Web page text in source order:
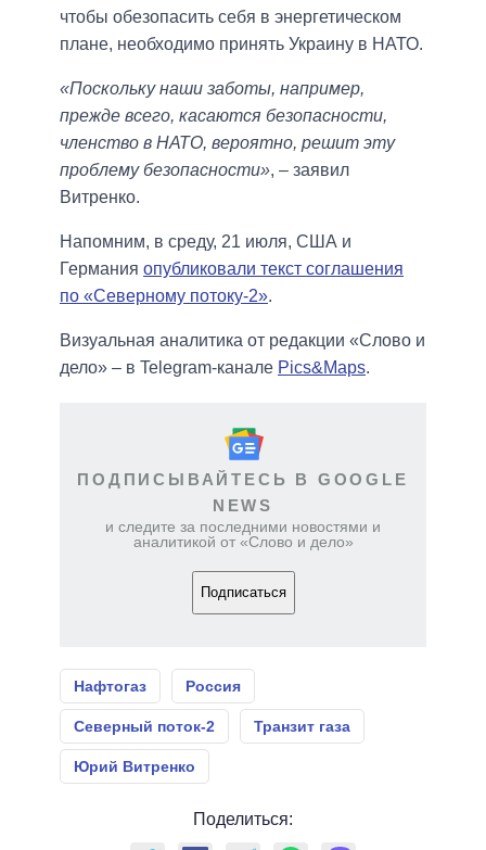
чтобы обезопасить себя в энергетическом
плане, необходимо принять Украину в НАТО.
«Поскольку наши заботы, например,
прежде всего, касаются безопасности,
членство в НАТО, вероятно, решит эту
проблему безопасности», – заявил
Витренко.
Напомним, в среду, 21 июля, США и
Германия опубликовали текст соглашения
по «Северному потоку-2».
Визуальная аналитика от редакции «Слово и
дело» – в Telegram-канале Pics&Maps.
ПОДПИСЫВАЙТЕСЬ В GOOGLE
NEWS
и следите за последними новостями и
аналитикой от «Слово и дело»
Подписаться
Нафтогаз Россия
Северный поток-2 Транзит газа
Юрий Витренко
Поделиться: